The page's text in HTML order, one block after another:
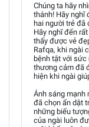
Chúng ta hãy
thánh! Hãy nghĩ
hai người trẻ đã
Hãy nghĩ đến
thấy được vẻ
Rafqa, khi ngài
bệnh tật với sức
thương cảm đã
hiện khi ngài
Ánh sáng mạnh
đã chọn ẩn dật
những biểu
của ngài luôn